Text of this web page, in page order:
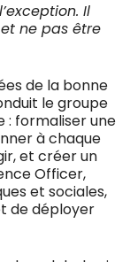
Il
ne pas être
de la bonne
le groupe
: formaliser une
à chaque
et créer un
Officer,
et sociales,
de déployer